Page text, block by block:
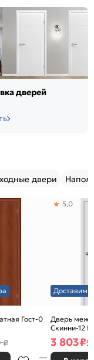
дверей
двери
Гост-0
Л-11
каркасно-
₽
Доставим
Дверь
Скинни-12
глухая,
5,0
3 803₽5